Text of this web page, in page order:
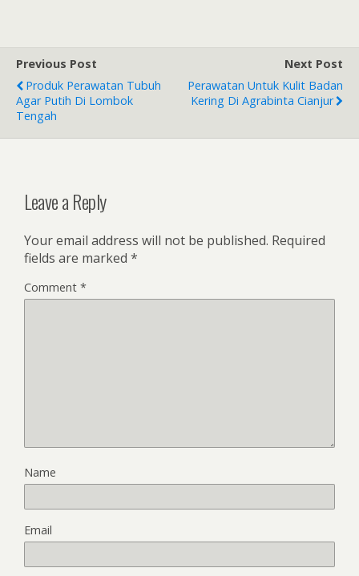
Previous Post
Produk Perawatan Tubuh
Agar Putih Di Lombok
Tengah
Next Post
Perawatan Untuk Kulit Badan
Kering Di Agrabinta Cianjur
Leave a Reply
Your email address will not be published. Required
fields are marked *
Comment *
Name
Email